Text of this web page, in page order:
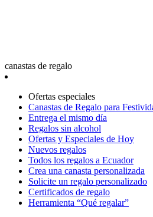
canastas de regalo
Ofertas especiales
Canastas de Regalo para
Entrega el mismo día
Regalos sin alcohol
Ofertas y Especiales de Hoy
Nuevos regalos
Todos los regalos a Ecuador
Crea una canasta personalizada
Solicite un regalo personalizado
Certificados de regalo
Herramienta “Qué regalar”